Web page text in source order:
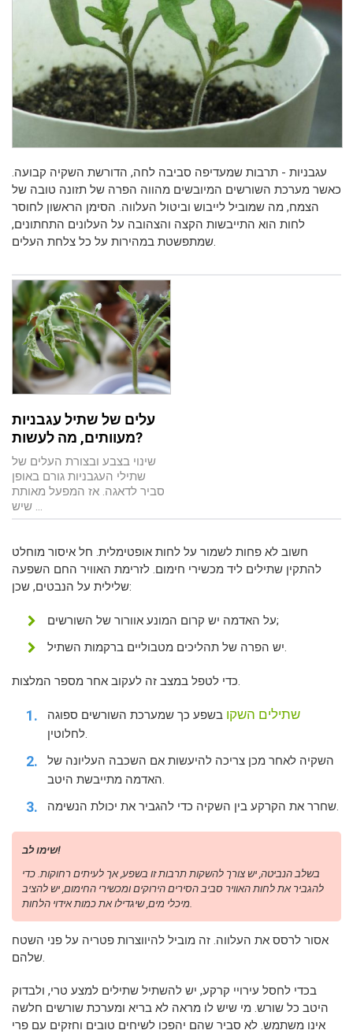
עגבניות - תרבות שמעדיפה סביבה לחה, הדורשת השקיה קבועה.
כאשר מערכת השורשים המיובשים מהווה הפרה של תזונה טובה של
הצמח, מה שמוביל לייבוש וביטול העלווה. הסימן הראשון לחוסר
לחות הוא התייבשות הקצה והצהובה על העלונים התחתונים,
שמתפשטת במהירות על כל צלחת העלים.
עלים של שתיל עגבניות
מעוותים, מה לעשות?
שינוי בצבע ובצורת העלים של
שתילי העגבניות גורם באופן
סביר לדאגה. אז המפעל מאותת
שיש ...
חשוב לא פחות לשמור על לחות אופטימלית. חל איסור מוחלט
להתקין שתילים ליד מכשירי חימום. לזרימת האוויר החם השפעה
שלילית על הנבטים, שכן:
על האדמה יש קרום המונע אוורור של השורשים;
יש הפרה של תהליכים מטבוליים ברקמות השתיל.
כדי לטפל במצב זה לעקוב אחר מספר המלצות.
שתילים השקו בשפע כך שמערכת השורשים ספוגה
לחלוטין.
השקיה לאחר מכן צריכה להיעשות אם השכבה העליונה של
האדמה מתייבשת היטב.
שחרר את הקרקע בין השקיה כדי להגביר את יכולת הנשימה.
שימו לב!
בשלב הנביטה, יש צורך להשקות תרבות זו בשפע, אך לעיתים רחוקות. כדי
להגביר את לחות האוויר סביב הסירים הירוקים ומכשירי החימום, יש להציב
אסור לרסס את העלווה. זה מוביל להיווצרות פטריה על פני השטח
שלהם.
בכדי לחסל עירויי קרקע, יש להשתיל שתילים למצע טרי, ולבדוק
היטב כל שורש. מי שיש לו מראה לא בריא ומערכת שורשים חלשה
אינו משתמש. לא סביר שהם יהפכו לשיחים טובים וחזקים עם פרי